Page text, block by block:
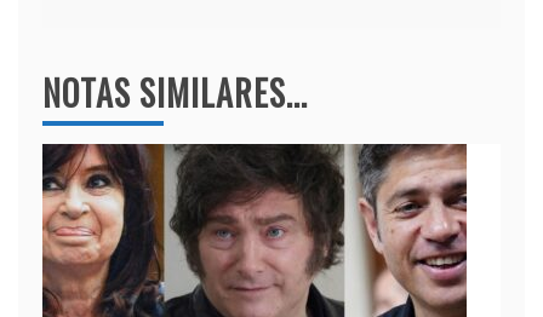
NOTAS SIMILARES...